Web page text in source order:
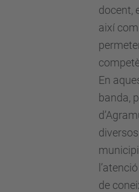
docent,
així
En
banda,
de